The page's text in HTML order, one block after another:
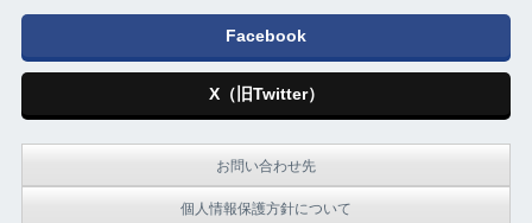
Facebook
X（旧Twitter）
お問い合わせ先
個人情報保護方針について